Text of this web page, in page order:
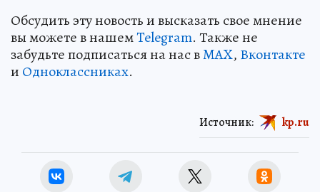
Обсудить эту новость и высказать свое мнение
вы можете в нашемTelegram. Также не
забудьте подписаться на нас вMAX, Вконтакте
и Одноклассниках.
Источник: kp.ru